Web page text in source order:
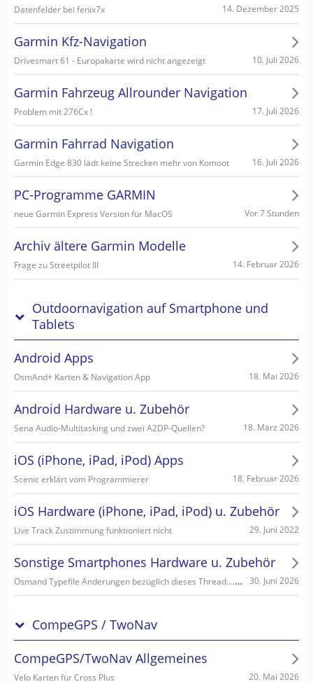
Datenfelder bei fenix7x 14. Dezember 2025
Garmin Kfz-Navigation
Drivesmart 61 - Europakarte wird nicht angezeigt 10. Juli 2026
Garmin Fahrzeug Allrounder Navigation
Problem mit 276Cx ! 17. Juli 2026
Garmin Fahrrad Navigation
Garmin Edge 830 lädt keine Strecken mehr von Komoot 16. Juli 2026
PC-Programme GARMIN
neue Garmin Express Version für MacOS Vor 7 Stunden
Archiv ältere Garmin Modelle
Frage zu Streetpilot III 14. Februar 2026
Outdoornavigation auf Smartphone und
Tablets
Android Apps
OsmAnd+ Karten & Navigation App 18. Mai 2026
Android Hardware u. Zubehör
Sena Audio-Multitasking und zwei A2DP-Quellen? 18. März 2026
iOS (iPhone, iPad, iPod) Apps
Scenic erklärt vom Programmierer 18. Februar 2026
iOS Hardware (iPhone, iPad, iPod) u. Zubehör
Live Track Zustimmung funktioniert nicht 29. Juni 2022
Sonstige Smartphones Hardware u. Zubehör
Osmand Typefile Änderungen bezüglich dieses Thread....., mögliche Fehlerquelle warum es nicht gehen kann... 30. Juni 2026
CompeGPS / TwoNav
CompeGPS/TwoNav Allgemeines
Velo Karten für Cross Plus 20. Mai 2026